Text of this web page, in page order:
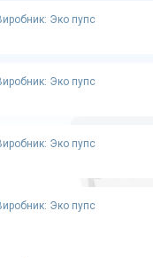
Эко пупс
Эко пупс
Эко пупс
Эко пупс